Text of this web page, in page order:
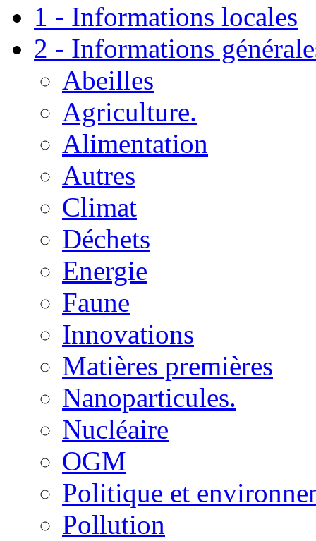
1 - Informations locales
2 - Informations
Abeilles
Agriculture.
Alimentation
Autres
Climat
Déchets
Energie
Faune
Innovations
Matières premières
Nanoparticules.
Nucléaire
OGM
Politique et
Pollution